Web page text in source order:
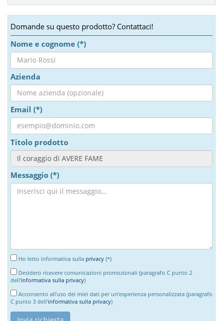
Domande su questo prodotto? Contattaci!
Nome e cognome (*)
Azienda
Email (*)
Titolo prodotto
Messaggio (*)
Ho letto informativa sulla privacy (*)
Desidero ricevere comunicazioni promozionali (paragrafo C punto 2
dell'informativa sulla privacy)
Acconsento all’uso dei miei dati per un’esperienza personalizzata (paragrafo
C punto 3 dell'informativa sulla privacy)